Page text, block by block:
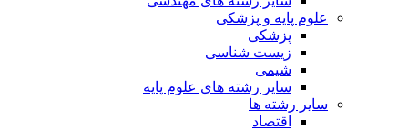
علوم پایه و پزشکی
پزشکی
زیست شناسی
شیمی
سایر رشته های علوم پایه
سایر رشته ها
اقتصاد